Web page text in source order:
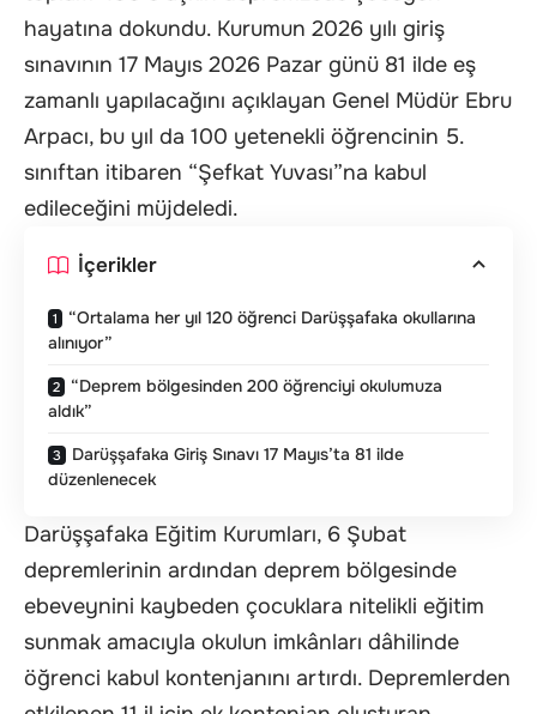
hayatına dokundu. Kurumun 2026 yılı giriş
sınavının 17 Mayıs 2026 Pazar günü 81 ilde eş
zamanlı yapılacağını açıklayan Genel Müdür Ebru
Arpacı, bu yıl da 100 yetenekli öğrencinin 5.
sınıftan itibaren “Şefkat Yuvası”na kabul
edileceğini müjdeledi.
İçerikler
“Ortalama her yıl 120 öğrenci Darüşşafaka okullarına
alınıyor”
“Deprem bölgesinden 200 öğrenciyi okulumuza
aldık”
Darüşşafaka Giriş Sınavı 17 Mayıs’ta 81 ilde
düzenlenecek
Darüşşafaka Eğitim Kurumları, 6 Şubat
depremlerinin ardından deprem bölgesinde
ebeveynini kaybeden çocuklara nitelikli eğitim
sunmak amacıyla okulun imkânları dâhilinde
öğrenci kabul kontenjanını artırdı. Depremlerden